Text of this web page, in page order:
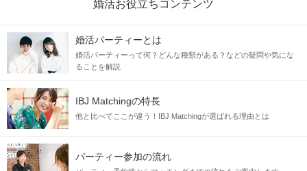
婚活お役立ちコンテンツ
婚活パーティーとは
婚活パーティーって何？どんな種類がある？などの疑問や気にな
ることを解説
IBJ Matchingの特長
他と比べてここが違う！IBJ Matchingが選ばれる理由とは
パーティー参加の流れ